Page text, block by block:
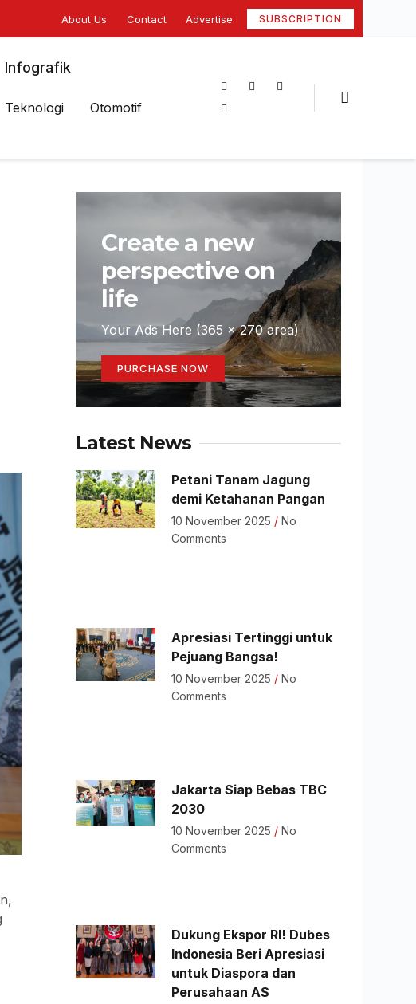
About Us Contact Advertise SUBSCRIPTION
Infografik
Teknologi
Otomotif
Create a new
perspective on
life
Your Ads Here (365 x 270 area)
PURCHASE NOW
Latest News
Petani Tanam Jagung
demi Ketahanan Pangan
10 November 2025
No
Comments
Apresiasi Tertinggi untuk
Pejuang Bangsa!
10 November 2025
No
Comments
Jakarta Siap Bebas TBC
2030
10 November 2025
No
Comments
Dukung Ekspor RI! Dubes
Indonesia Beri Apresiasi
untuk Diaspora dan
Perusahaan AS